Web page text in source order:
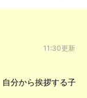
11:30更新
自分から挨拶する子